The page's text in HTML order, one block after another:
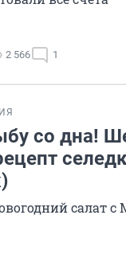
2 566 1
со дна!
салат